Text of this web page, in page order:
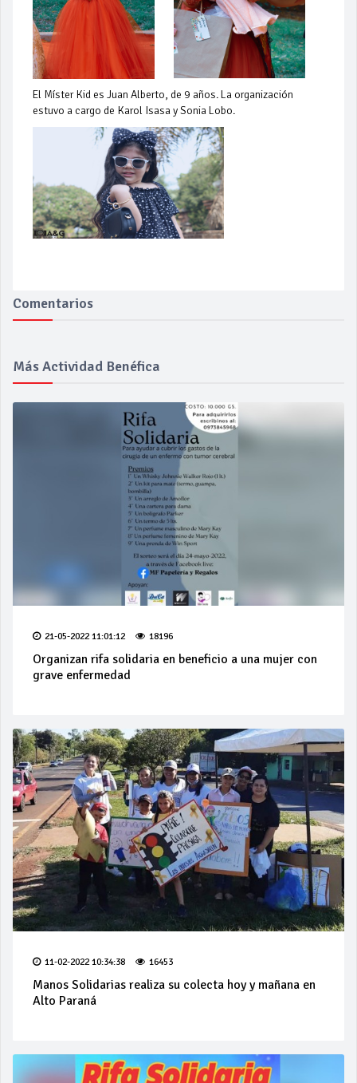
El Míster Kid es Juan Alberto, de 9 años. La organización
estuvo a cargo de Karol Isasa y Sonia Lobo.
Comentarios
Más Actividad Benéfica
21-05-2022 11:01:12 18196
Organizan rifa solidaria en beneficio a una mujer con
grave enfermedad
11-02-2022 10:34:38 16453
Manos Solidarias realiza su colecta hoy y mañana en
Alto Paraná